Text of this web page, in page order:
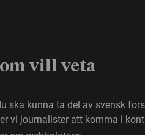
vill veta
ska kunna ta del av svensk
vi journalister att komma i